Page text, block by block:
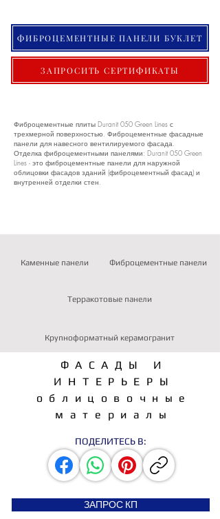
ФИБРОЦЕМЕНТНЫЕ ПАНЕЛИ БУКЛЕТ
ЗАПРОСИТЬ СЕРТИФИКАТЫ
Фиброцементные плиты Duranit 050 Green Lines с
трехмерной поверхностью. Фиброцементные фасадные
панели для навесного вентилируемого фасада.
Отделка фиброцементными панелями: Duranit 050 Green
Lines - это фиброцементные панели для наружной
облицовки фасадов зданий (фиброцементный фасад) и
внутренней отделки стен.
Каменные панели Фиброцементные панели
Терракотовые панели
Крупноформатный керамогранит
ФАСАДЫ И
ИНТЕРЬЕРЫ
облицовочные
материалы
ПОДЕЛИТЕСЬ В:
ЗАПРОС КП